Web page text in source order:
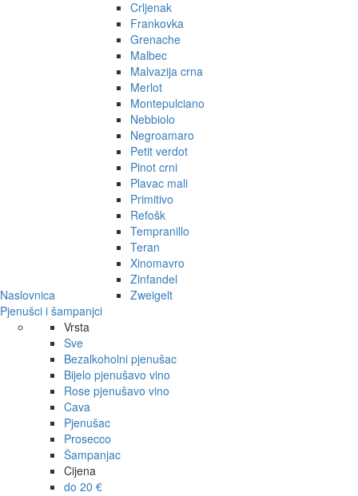
Naslovnica
Crljenak
Frankovka
Grenache
Malbec
Malvazija crna
Merlot
Montepulciano
Nebbiolo
Negroamaro
Petit verdot
Pinot crni
Plavac mali
Primitivo
Refošk
Tempranillo
Teran
Xinomavro
Zinfandel
Zweigelt
Pjenušci i šampanjci
Vrsta
Sve
Bezalkoholni pjenušac
Bijelo pjenušavo vino
Rose pjenušavo vino
Cava
Pjenušac
Prosecco
Šampanjac
Cijena
do 20 €